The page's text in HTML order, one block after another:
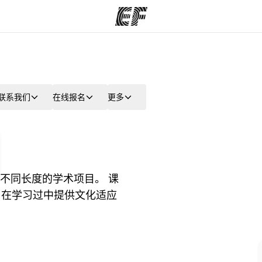
供的课程 查找您附近的办公室
系我们 在线报名 更多
同长度的学术项目。 课
学习过中提供文化适应